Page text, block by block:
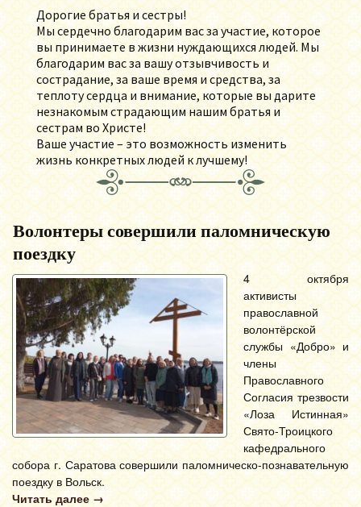
Дорогие братья и сестры!
Мы сердечно благодарим вас за участие, которое
вы принимаете в жизни нуждающихся людей. Мы
благодарим вас за вашу отзывчивость и
сострадание, за ваше время и средства, за
теплоту сердца и внимание, которые вы дарите
незнакомым страдающим нашим братья и
сестрам во Христе!
Ваше участие – это возможность изменить
жизнь конкретных людей к лучшему!
Волонтеры совершили паломническую
поездку
4 октября
активисты
православной
волонтёрской
службы «Добро» и
члены
Православного
Согласия трезвости
«Лоза Истинная»
Свято-Троицкого
кафедрального
собора г. Саратова совершили паломническо-познавательную
поездку в Вольск.
Читать далее →